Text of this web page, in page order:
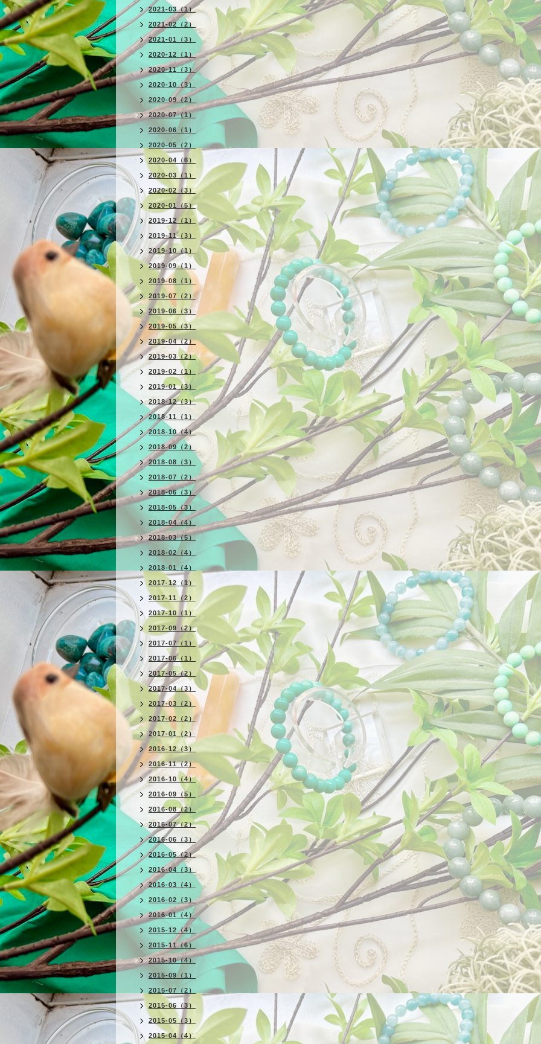
2021-03（1）
2021-02（2）
2021-01（3）
2020-12（1）
2020-11（3）
2020-10（3）
2020-09（2）
2020-07（1）
2020-06（1）
2020-05（2）
2020-04（6）
2020-03（1）
2020-02（3）
2020-01（5）
2019-12（1）
2019-11（3）
2019-10（1）
2019-09（1）
2019-08（1）
2019-07（2）
2019-06（3）
2019-05（3）
2019-04（2）
2019-03（2）
2019-02（1）
2019-01（3）
2018-12（3）
2018-11（1）
2018-10（4）
2018-09（2）
2018-08（3）
2018-07（2）
2018-06（3）
2018-05（3）
2018-04（4）
2018-03（5）
2018-02（4）
2018-01（4）
2017-12（1）
2017-11（2）
2017-10（1）
2017-09（2）
2017-07（1）
2017-06（1）
2017-05（2）
2017-04（3）
2017-03（2）
2017-02（2）
2017-01（2）
2016-12（3）
2016-11（2）
2016-10（4）
2016-09（5）
2016-08（2）
2016-07（2）
2016-06（3）
2016-05（2）
2016-04（3）
2016-03（4）
2016-02（3）
2016-01（4）
2015-12（4）
2015-11（6）
2015-10（4）
2015-09（1）
2015-07（2）
2015-06（3）
2015-05（3）
2015-04（4）